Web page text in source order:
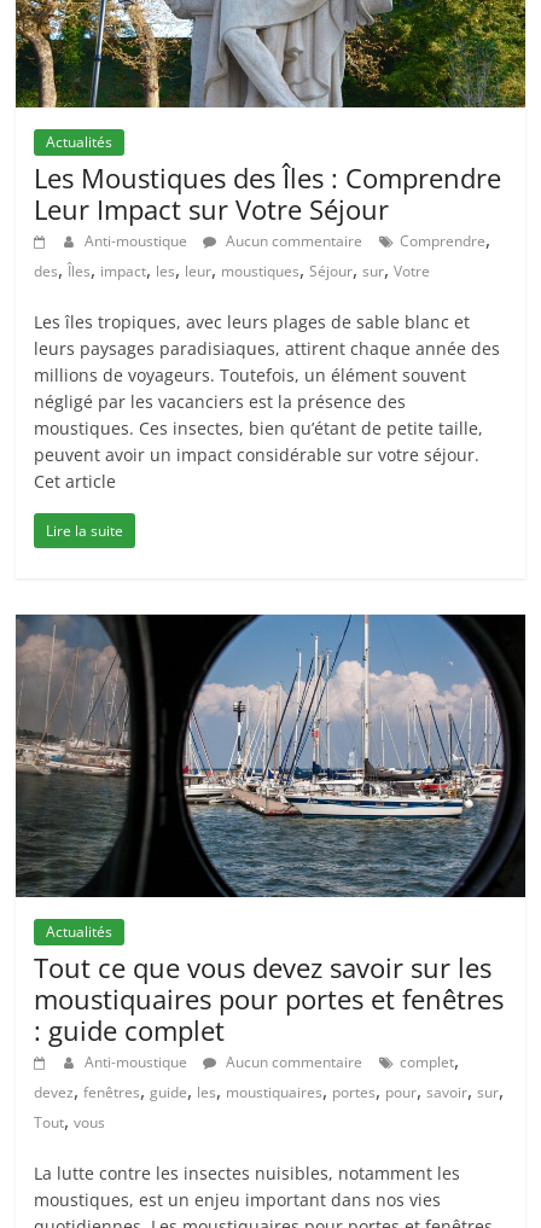
Actualités
Les Moustiques des Îles : Comprendre
Leur Impact sur Votre Séjour
Anti-moustique Aucun commentaire Comprendre,
des,Îles, impact, les, leur, moustiques,Séjour,sur,Votre
Les îles tropiques, avec leurs plages de sable blanc et
leurs paysages paradisiaques, attirent chaque année des
millions de voyageurs. Toutefois, un élément souvent
négligé par les vacanciers est la présence des
moustiques. Ces insectes, bien qu’étant de petite taille,
peuvent avoir un impact considérable sur votre séjour.
Cet article
Lire la suite
Actualités
Tout ce que vous devez savoir sur les
moustiquaires pour portes et fenêtres
: guide complet
Anti-moustique Aucun commentaire complet,
devez,fenêtres,guide, les, moustiquaires, portes, pour,savoir,sur,
Tout,vous
La lutte contre les insectes nuisibles, notamment les
moustiques, est un enjeu important dans nos vies